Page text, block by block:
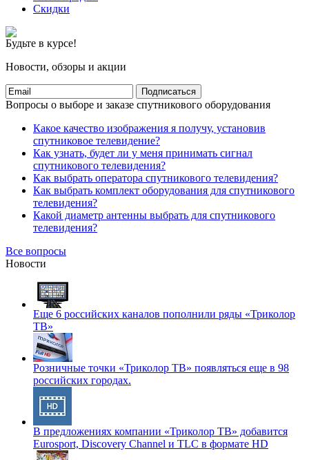
Скидки
Будьте в курсе!
Новости, обзоры и акции
Подписаться
Вопросы о выборе и заказе спутникового оборудования
Какое качество изображения я получу, установив
спутниковое телевидение?
Как узнать, будет ли у меня принимать сигнал
спутникового телевидения?
Как выбрать оператора спутникового телевидения?
Как выбрать комплект оборудования для спутникового
телевидения?
Какой диаметр антенны выбрать для спутникового
телевидения?
Все вопросы
Новости
Еще 6 российских каналов пополнили ряды «Триколор
ТВ»
Розничные точки «Триколор ТВ» появляться еще в 98
российских городах.
В предложениях компании «Триколор ТВ» добавится
Eurosport, Discovery Channel и TLC в формате HD